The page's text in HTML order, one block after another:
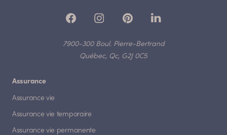
7900-300 Boul. Pierre-Bertrand
Québec, Qc, G2J 0C5
Assurance
Assurance vie
Assurance vie temporaire
Assurance vie permanente